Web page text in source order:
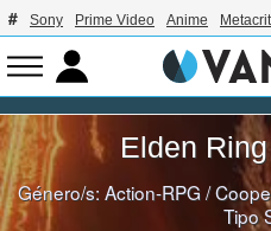
Sony Prime Video Anime
Elden
Género/s:Action-RPG/
Tipo